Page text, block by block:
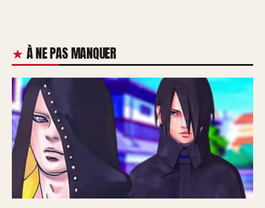
À NE PAS MANQUER